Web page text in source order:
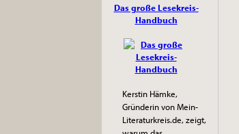
Das große Lesekreis-
Handbuch
Kerstin Hämke,
Gründerin von Mein-
Literaturkreis.de, zeigt,